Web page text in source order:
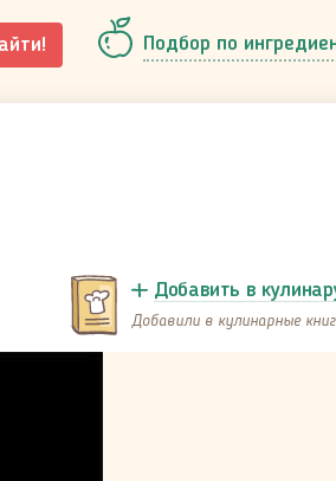
Подбор по
Добавить в
Добавили в кулинарные